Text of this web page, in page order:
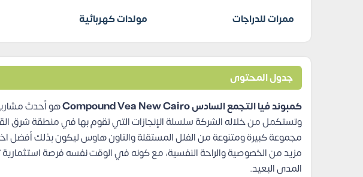
ممرات للدراجات
مولدات كهربائية
جدول المحتوى
كمبوند فيا التجمع السادس Compound Vea New Cairo
هو أحدث مشاريع
وتستكمل من خلاله الشركة سلسلة الإنجازات التي تقوم بها في منطقة شرق
مجموعة كبيرة ومتنوعة من الفلل المستقلة والتاون هاوس ليكون بذلك أفضل
مزيد من الخصوصية والراحة النفسية، مع كونه في الوقت نفسه فرصة
المدى البعيد.